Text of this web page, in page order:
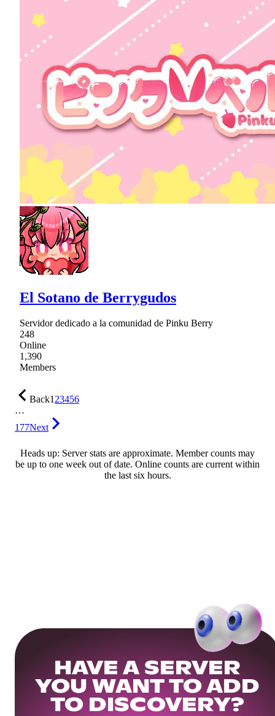
El Sotano de Berrygudos
Servidor dedicado a la comunidad de Pinku Berry
248
Online
1,390
Members
Back123456
…
177Next
Heads up: Server stats are approximate. Member counts may
be up to one week out of date. Online counts are current within
the last six hours.
HAVE A SERVER
YOU WANT TO ADD
TO DISCOVERY?